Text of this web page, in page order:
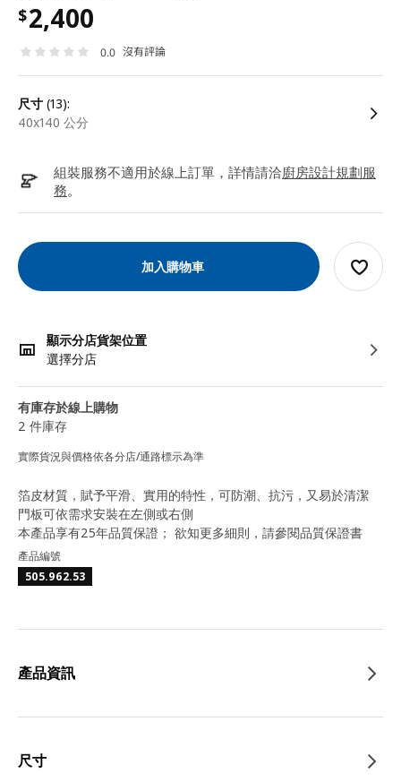
$2,400
0.0 沒有評論
尺寸 (13):
40x140 公分
組裝服務不適用於線上訂單，詳情請洽廚房設計規劃服
務。
加入購物車
顯示分店貨架位置
選擇分店
有庫存於線上購物
2 件庫存
實際貨況與價格依各分店/通路標示為準
箔皮材質，賦予平滑、實用的特性，可防潮、抗污，又易於清潔
門板可依需求安裝在左側或右側
本產品享有25年品質保證； 欲知更多細則，請參閱品質保證書
產品編號
505.962.53
產品資訊
尺寸